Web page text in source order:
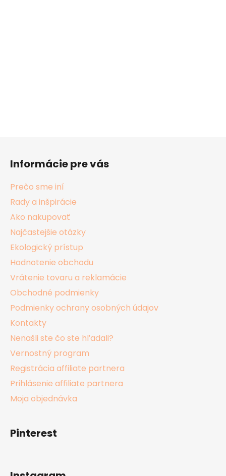
Informácie pre vás
Prečo sme iní
Rady a inšpirácie
Ako nakupovať
Najčastejšie otázky
Ekologický prístup
Hodnotenie obchodu
Vrátenie tovaru a reklamácie
Obchodné podmienky
Podmienky ochrany osobných údajov
Kontakty
Nenašli ste čo ste hľadali?
Vernostný program
Registrácia affiliate partnera
Prihlásenie affiliate partnera
Moja objednávka
Pinterest